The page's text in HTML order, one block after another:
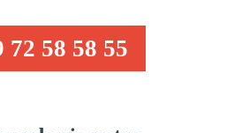
58 58 55